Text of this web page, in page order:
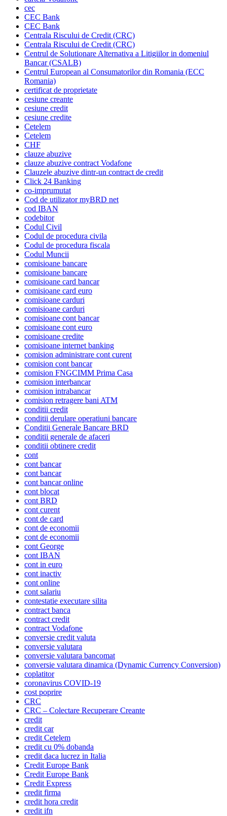
cec
CEC Bank
CEC Bank
Centrala Riscului de Credit (CRC)
Centrala Riscului de Credit (CRC)
Centrul de Solutionare Alternativa a Litigiilor in domeniul
Bancar (CSALB)
Centrul European al Consumatorilor din Romania (ECC
Romania)
certificat de proprietate
cesiune creante
cesiune credit
cesiune credite
Cetelem
Cetelem
CHF
clauze abuzive
clauze abuzive contract Vodafone
Clauzele abuzive dintr-un contract de credit
Click 24 Banking
co-imprumutat
Cod de utilizator myBRD net
cod IBAN
codebitor
Codul Civil
Codul de procedura civila
Codul de procedura fiscala
Codul Muncii
comisioane bancare
comisioane bancare
comisioane card bancar
comisioane card euro
comisioane carduri
comisioane carduri
comisioane cont bancar
comisioane cont euro
comisioane credite
comisioane internet banking
comision administrare cont curent
comision cont bancar
comision FNGCIMM Prima Casa
comision interbancar
comision intrabancar
comision retragere bani ATM
conditii credit
conditii derulare operatiuni bancare
Conditii Generale Bancare BRD
conditii generale de afaceri
conditii obtinere credit
cont
cont bancar
cont bancar
cont bancar online
cont blocat
cont BRD
cont curent
cont de card
cont de economii
cont de economii
cont George
cont IBAN
cont in euro
cont inactiv
cont online
cont salariu
contestatie executare silita
contract banca
contract credit
contract Vodafone
conversie credit valuta
conversie valutara
conversie valutara bancomat
conversie valutara dinamica (Dynamic Currency Conversion)
coplatitor
coronavirus COVID-19
cost poprire
CRC
CRC – Colectare Recuperare Creante
credit
credit car
credit Cetelem
credit cu 0% dobanda
credit daca lucrez in Italia
Credit Europe Bank
Credit Europe Bank
Credit Express
credit firma
credit hora credit
credit ifn